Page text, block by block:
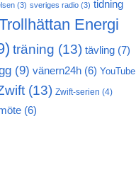
(3) sveriges radio(3) tidning
Energi
träning (13) tävling(7)
(9) vänern24h(6) YouTube
(13) Zwift-serien (4)
(6)